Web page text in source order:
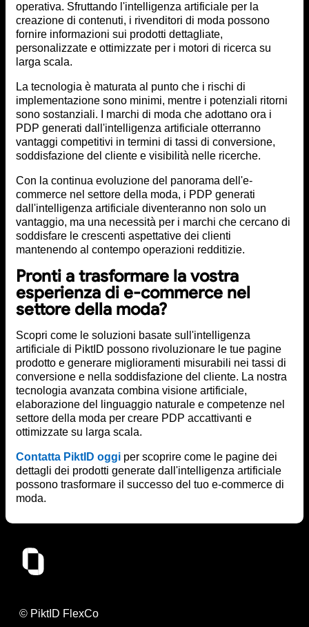
operativa. Sfruttando l'intelligenza artificiale per la
creazione di contenuti, i rivenditori di moda possono
fornire informazioni sui prodotti dettagliate,
personalizzate e ottimizzate per i motori di ricerca su
larga scala.
La tecnologia è maturata al punto che i rischi di
implementazione sono minimi, mentre i potenziali ritorni
sono sostanziali. I marchi di moda che adottano ora i
PDP generati dall'intelligenza artificiale otterranno
vantaggi competitivi in termini di tassi di conversione,
soddisfazione del cliente e visibilità nelle ricerche.
Con la continua evoluzione del panorama dell'e-
commerce nel settore della moda, i PDP generati
dall'intelligenza artificiale diventeranno non solo un
vantaggio, ma una necessità per i marchi che cercano di
soddisfare le crescenti aspettative dei clienti
mantenendo al contempo operazioni redditizie.
Pronti a trasformare la vostra
esperienza di e-commerce nel
settore della moda?
Scopri come le soluzioni basate sull'intelligenza
artificiale di PiktID possono rivoluzionare le tue pagine
prodotto e generare miglioramenti misurabili nei tassi di
conversione e nella soddisfazione del cliente. La nostra
tecnologia avanzata combina visione artificiale,
elaborazione del linguaggio naturale e competenze nel
settore della moda per creare PDP accattivanti e
ottimizzate su larga scala.
Contatta PiktID oggi per scoprire come le pagine dei
dettagli dei prodotti generate dall'intelligenza artificiale
possono trasformare il successo del tuo e-commerce di
moda.
© PiktID FlexCo